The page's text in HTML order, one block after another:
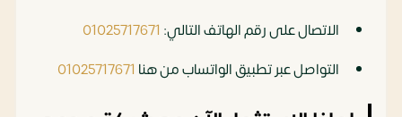
الاتصال على رقم الهاتف التالي: 01025717671
التواصل عبر تطبيق الواتساب من هنا 01025717671